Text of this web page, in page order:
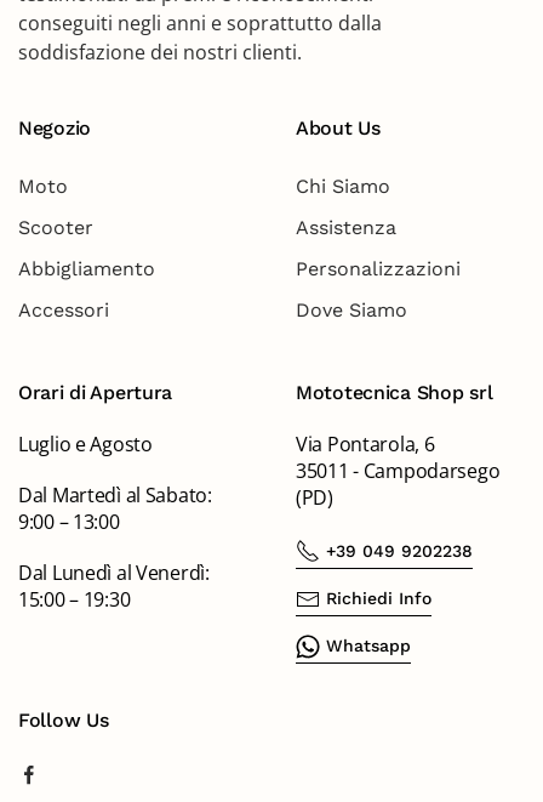
conseguiti negli anni e soprattutto dalla
soddisfazione dei nostri clienti.
Negozio
Moto
Scooter
Abbigliamento
Accessori
About Us
Chi Siamo
Assistenza
Personalizzazioni
Dove Siamo
Orari di Apertura
Luglio e Agosto
Dal Martedì al Sabato:
9:00 – 13:00
Dal Lunedì al Venerdì:
15:00 – 19:30
Mototecnica Shop srl
Via Pontarola, 6
35011 - Campodarsego
(PD)
+39 049 9202238
Richiedi Info
Whatsapp
Follow Us